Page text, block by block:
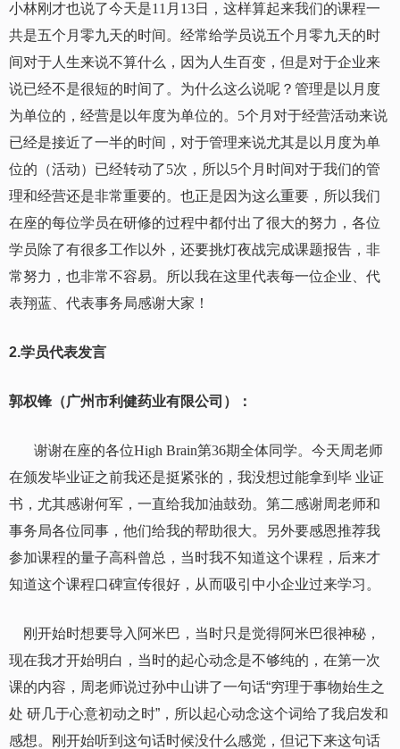
小林刚才也说了今天是11 月 13日，这样算起来我们的课程一
共是五个月零九天的时间。经常给学员说五个月零九天的时
间对于人生来说不算什么，因为人生百变，但是对于企业来
说已经不是很短的时间了。为什么这么说呢？管理是以月度
为单位的，经营是以年度为单位的。 5个月对于经营活动来说
已经是接近了一半的时间，对于管理来说尤其是以月度为单
位的（活动）已经转动了5次，所以5个月时间对于我们的管
理和经营还是非常重要的。也正是因为这么重要，所以我们
在座的每位学员在研修的过程中都付出了很大的努力，各位
学员除了有很多工作以外，还要挑灯夜战完成课题报告，非
常努力，也非常不容易。所以我在这里代表每一位企业、代
表翔蓝、代表事务局感谢大家！
2.学员代表发言
郭权锋（广州市利健药业有限公司）：
谢谢在座的各位High Brain第36期全体同学。今天周老师
在颁发毕业证之前我还是挺紧张的，我没想过能拿到毕 业证
书，尤其感谢何军，一直给我加油鼓劲。第二感谢周老师和
事务局各位同事，他们给我的帮助很大。另外要感恩推荐我
参加课程的量子高科曾总，当时我不知道这个课程，后来才
知道这个课程口碑宣传很好，从而吸引中小企业过来学习。
刚开始时想要导入阿米巴，当时只是觉得阿米巴很神秘，
现在我才开始明白，当时的起心动念是不够纯的，在第一次
课的内容，周老师说过孙中山讲了一句话“穷理于事物始生之
处 研几于心意初动之时”，所以起心动念这个词给了我启发和
感想。刚开始听到这句话时候没什么感觉，但记下来这句话